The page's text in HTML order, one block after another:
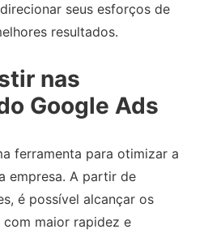
seus esforços de
resultados.
nas
Google Ads
ferramenta para otimizar a
empresa. A partir de
é possível alcançar os
maior rapidez e